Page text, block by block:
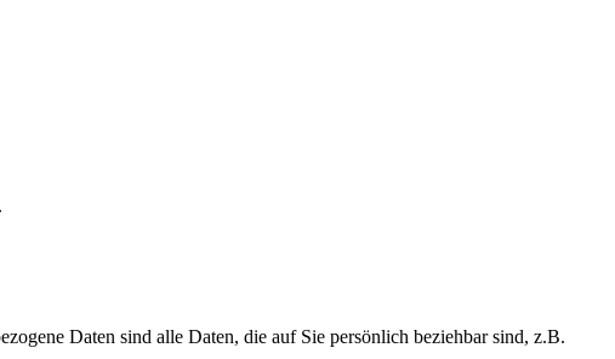
Daten sind alle Daten, die auf Sie persönlich beziehbar sind, z.B.